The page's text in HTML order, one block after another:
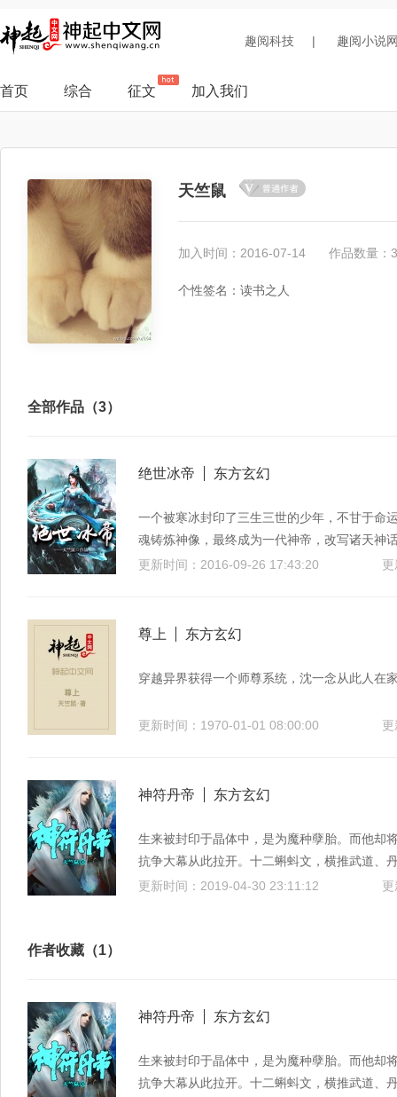
趣阅科技 | 趣阅小说
首页 综合 征文 加入我们
天竺鼠
加入时间：2016-07-14 作品数量：3
个性签名：读书之人
全部作品（3）
绝世冰帝 东方玄幻
一个被寒冰封印了三生三世的少年，不甘于命
魂铸炼神像，最终成为一代神帝，改写诸天神
更新时间：2016-09-26 17:43:20
尊上 东方玄幻
穿越异界获得一个师尊系统，沈一念从此人在
更新时间：1970-01-01 08:00:00
神符丹帝 东方玄幻
生来被封印于晶体中，是为魔种孽胎。而他却
抗争大幕从此拉开。十二蝌蚪文，横推武道、
变。当他张口念出符文真意的那一刻，时空静
更新时间：2019-04-30 23:11:12
作者收藏（1）
神符丹帝 东方玄幻
生来被封印于晶体中，是为魔种孽胎。而他却
抗争大幕从此拉开。十二蝌蚪文，横推武道、